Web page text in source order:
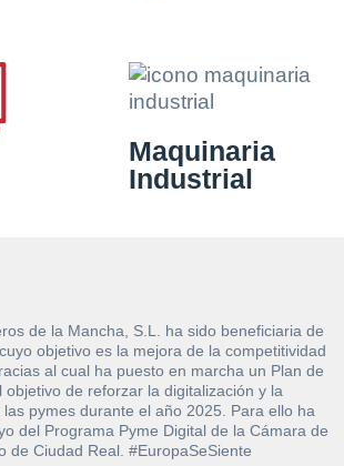
Maquinaria
Industrial
de la Mancha, S.L. ha sido beneficiaria de
objetivo es la mejora de la competitividad
al cual ha puesto en marcha un Plan de
objetivo de reforzar la digitalización y la
pymes durante el año 2025. Para ello ha
del Programa Pyme Digital de la Cámara de
de Ciudad Real. #EuropaSeSiente